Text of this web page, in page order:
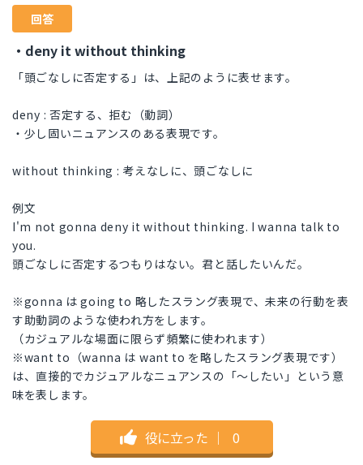
回答
・deny it without thinking
「頭ごなしに否定する」は、上記のように表せます。
deny : 否定する、拒む（動詞）
・少し固いニュアンスのある表現です。
without thinking : 考えなしに、頭ごなしに
例文
I'm not gonna deny it without thinking. I wanna talk to
you.
頭ごなしに否定するつもりはない。君と話したいんだ。
※gonna は going to 略したスラング表現で、未来の行動を表
す助動詞のような使われ方をします。
（カジュアルな場面に限らず頻繁に使われます）
※want to（wanna は want to を略したスラング表現です）
は、直接的でカジュアルなニュアンスの「〜したい」という意
味を表します。
役に立った ｜ 0